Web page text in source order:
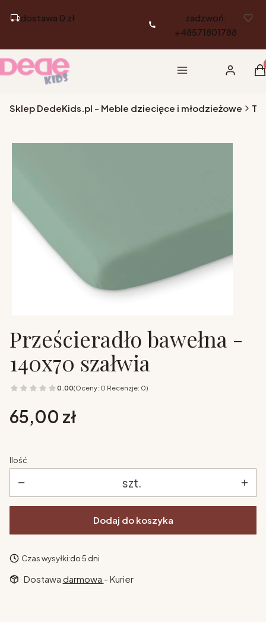
dostawa 0 zł
zadzwoń:
+48571801788
Menu Zaloguj się
Sklep DedeKids.pl - Meble dziecięce i młodzieżowe
Prześcieradło bawełna -
140x70 szałwia
0.00(Oceny: 0 Recenzje: 0)
Cena
65,00 zł
Ilość
szt.
Dodaj do koszyka
Czas wysyłki:do 5 dni
Dostawa darmowa - Kurier